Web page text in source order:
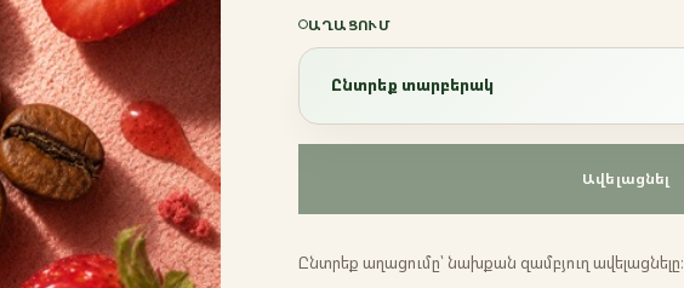
ԱՂԱՑՈՒՄ
Ընտրեք տարբերակ
Էսպրեսո
Ֆրենչ պրես
Ավելացնել
Ընտրեք աղացումը՝ նախքան զամբյուղ ավելացնելը։